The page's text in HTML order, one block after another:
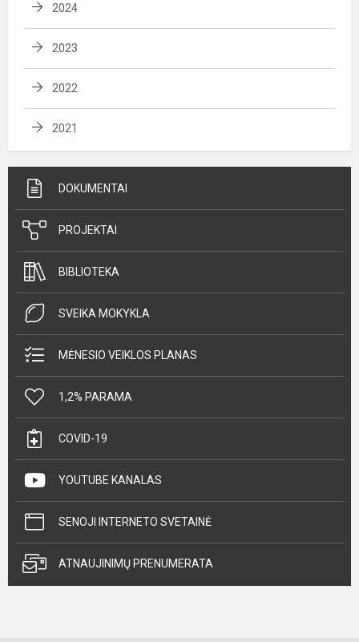
2024
2023
2022
2021
DOKUMENTAI
PROJEKTAI
BIBLIOTEKA
SVEIKA MOKYKLA
MĖNESIO VEIKLOS PLANAS
1,2% PARAMA
COVID-19
YOUTUBE KANALAS
SENOJI INTERNETO SVETAINĖ
ATNAUJINIMŲ PRENUMERATA